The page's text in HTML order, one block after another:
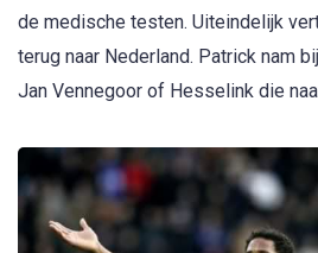
de medische testen. Uiteindelijk
terug naar Nederland. Patrick nam
Jan Vennegoor of Hesselink die